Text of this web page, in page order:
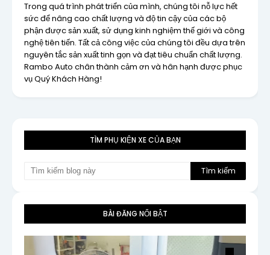
Trong quá trình phát triển của mình, chúng tôi nỗ lực hết
sức để nâng cao chất lượng và độ tin cậy của các bộ
phận được sản xuất, sử dụng kinh nghiệm thế giới và công
nghệ tiên tiến. Tất cả công việc của chúng tôi đều dựa trên
nguyên tắc sản xuất tinh gọn và đạt tiêu chuẩn chất lượng.
Rambo Auto chân thành cảm ơn và hân hạnh được phục
vụ Quý Khách Hàng!
TÌM PHỤ KIỆN XE CỦA BẠN
BÀI ĐĂNG NỔI BẬT